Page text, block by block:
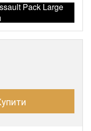
Pack Large